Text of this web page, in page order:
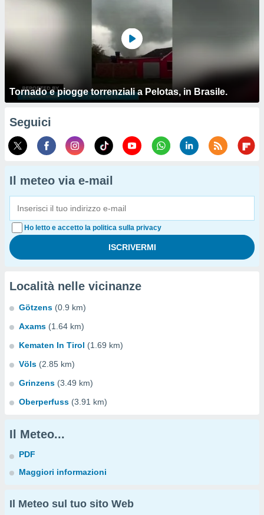
Tornado e piogge torrenziali a Pelotas, in Brasile.
Seguici
Il meteo via e-mail
Ho letto e accetto la politica sulla privacy
Località nelle vicinanze
Götzens (0.9 km)
Axams (1.64 km)
Kematen In Tirol (1.69 km)
Völs (2.85 km)
Grinzens (3.49 km)
Oberperfuss (3.91 km)
Il Meteo...
PDF
Maggiori informazioni
Il Meteo sul tuo sito Web